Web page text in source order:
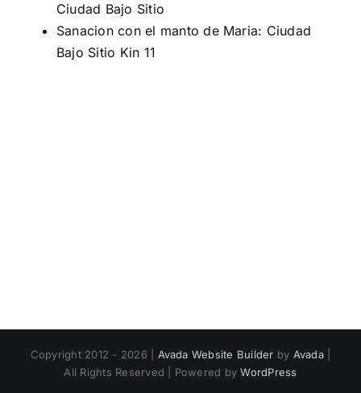
Ciudad Bajo Sitio
Sanacion con el manto de Maria: Ciudad
Bajo Sitio Kin 11
Copyright 2012 - 2026 | Avada Website Builder by Avada|
All Rights Reserved | Powered byWordPress